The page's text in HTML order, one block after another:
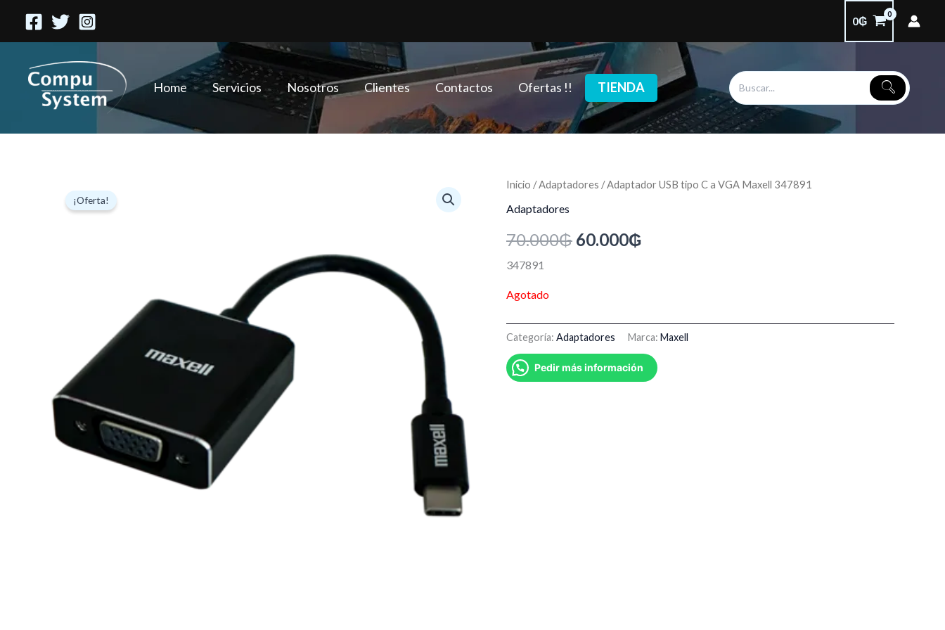
contenido
0₲
Home Servicios Nosotros Clientes Contactos Ofertas !! TIENDA
¡Oferta!
Inicio /Adaptadores / Adaptador USB tipo C a VGA Maxell 347891
Adaptadores
70.000₲
El
original
60.000₲
El
347891
Agotado
Categoría: Adaptadores Marca: Maxell
Pedir más información